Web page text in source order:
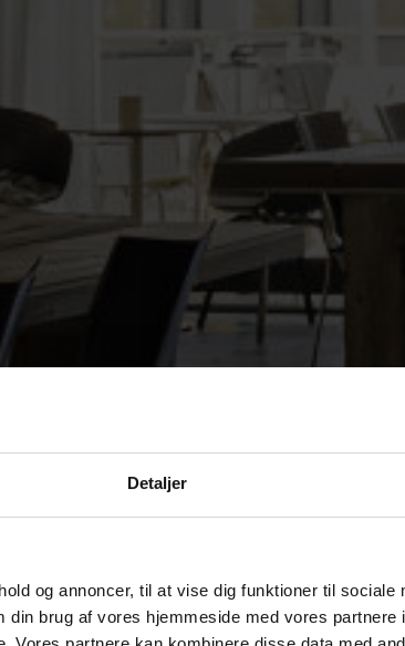
Detaljer
og annoncer, til at vise dig funktioner til sociale
brug af vores hjemmeside med vores partnere